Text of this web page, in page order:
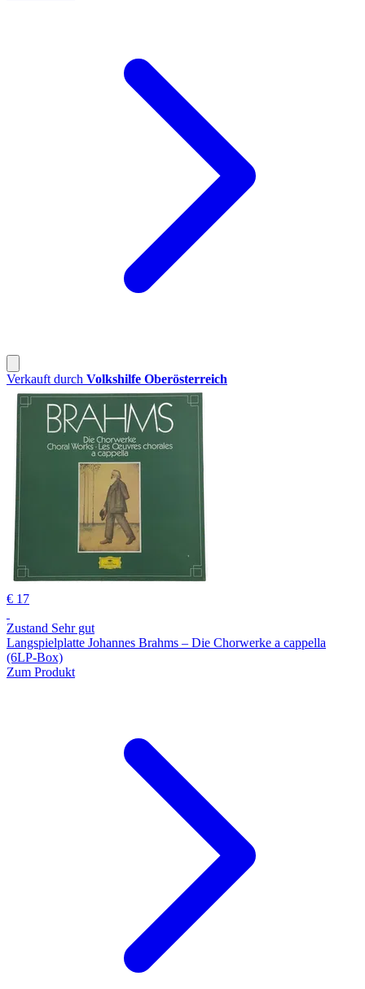
Verkauft durch Volkshilfe Oberösterreich
€ 17
Zustand Sehr gut
Langspielplatte Johannes Brahms – Die Chorwerke a cappella
(6LP-Box)
Zum Produkt